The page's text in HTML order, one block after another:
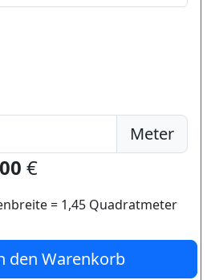
Meter
€
= 1,45 Quadratmeter
den Warenkorb